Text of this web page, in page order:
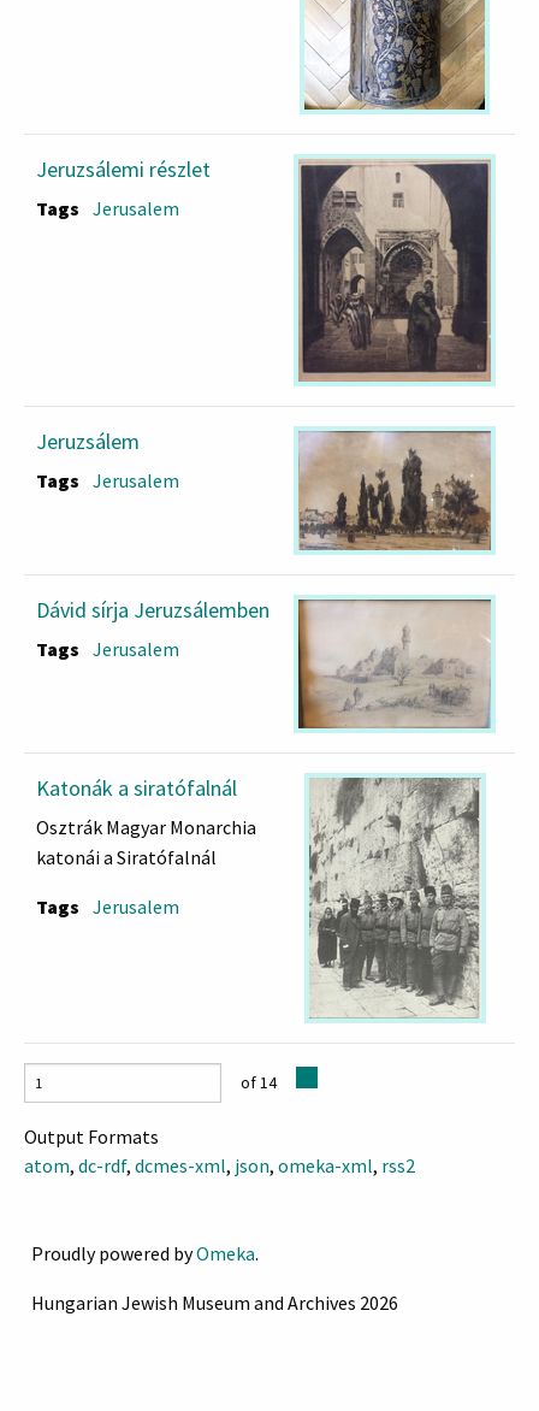
Jeruzsálemi részlet
Tags Jerusalem
Jeruzsálem
Tags Jerusalem
Dávid sírja Jeruzsálemben
Tags Jerusalem
Katonák a siratófalnál
Osztrák Magyar Monarchia
katonái a Siratófalnál
Tags Jerusalem
of 14
Output Formats
atom, dc-rdf, dcmes-xml, json, omeka-xml, rss2
Proudly powered byOmeka.
Hungarian Jewish Museum and Archives 2026